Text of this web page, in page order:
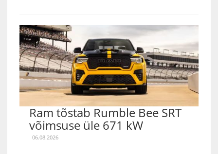
Ram tõstab Rumble Bee SRT
võimsuse üle 671 kW
06.08.2026